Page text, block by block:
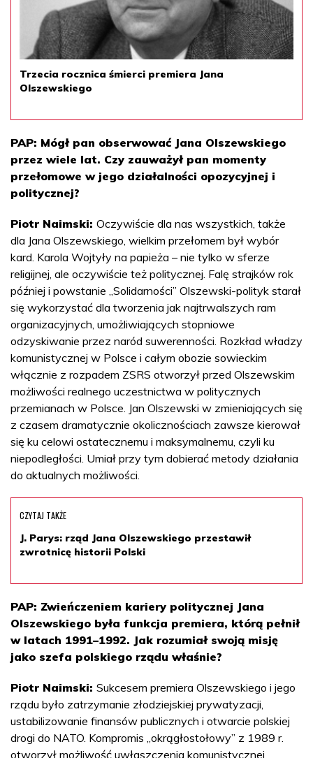
Trzecia rocznica śmierci premiera Jana
Olszewskiego
PAP: Mógł pan obserwować Jana Olszewskiego
przez wiele lat. Czy zauważył pan momenty
przełomowe w jego działalności opozycyjnej i
politycznej?
Piotr Naimski: Oczywiście dla nas wszystkich, także
dla Jana Olszewskiego, wielkim przełomem był wybór
kard. Karola Wojtyły na papieża – nie tylko w sferze
religijnej, ale oczywiście też politycznej. Falę strajków rok
później i powstanie „Solidarności” Olszewski-polityk starał
się wykorzystać dla tworzenia jak najtrwalszych ram
organizacyjnych, umożliwiających stopniowe
odzyskiwanie przez naród suwerenności. Rozkład władzy
komunistycznej w Polsce i całym obozie sowieckim
włącznie z rozpadem ZSRS otworzył przed Olszewskim
możliwości realnego uczestnictwa w politycznych
przemianach w Polsce. Jan Olszewski w zmieniających się
z czasem dramatycznie okolicznościach zawsze kierował
się ku celowi ostatecznemu i maksymalnemu, czyli ku
niepodległości. Umiał przy tym dobierać metody działania
do aktualnych możliwości.
CZYTAJ TAKŻE
J. Parys: rząd Jana Olszewskiego przestawił
zwrotnicę historii Polski
PAP: Zwieńczeniem kariery politycznej Jana
Olszewskiego była funkcja premiera, którą pełnił
w latach 1991–1992. Jak rozumiał swoją misję
jako szefa polskiego rządu właśnie?
Piotr Naimski: Sukcesem premiera Olszewskiego i jego
rządu było zatrzymanie złodziejskiej prywatyzacji,
ustabilizowanie finansów publicznych i otwarcie polskiej
drogi do NATO. Kompromis „okrągłostołowy” z 1989 r.
otworzył możliwość uwłaszczenia komunistycznej